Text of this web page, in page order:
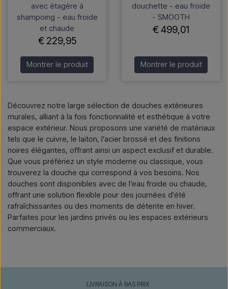
avec étagère à
shampoing - eau froide
et chaude
€ 229,95
Montrer le produit
douchette - eau froide
- SMOOTH
€ 499,01
Montrer le produit
Découvrez notre large sélection de douches extérieures
murales, alliant à la fois fonctionnalité et esthétique à votre
espace extérieur. Nous proposons une variété de matériaux
tels que le cuivre, le laiton, l’acier brossé et des finitions
noires élégantes, offrant ainsi un aspect exclusif et durable.
Que vous préfériez un style moderne ou classique, vous
trouverez la douche qui correspond à vos besoins. Nos
douches sont disponibles avec de l’eau froide ou chaude,
offrant une solution flexible pour des journées d'été
rafraîchissantes ou des moments de détente en hiver.
Parfaites pour les jardins privés ou les espaces extérieurs
commerciaux.
LIVRAISON À BAS PRIX